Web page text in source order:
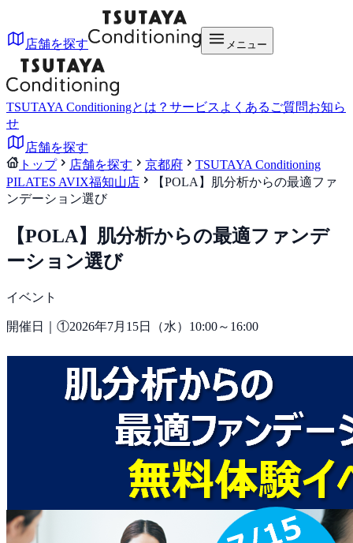
店舗を探す メニュー
TSUTAYA Conditioningとは？ サービス よくあるご質問お知ら
せ
店舗を探す
トップ
店舗を探す 京都府
TSUTAYA Conditioning
PILATES AVIX福知山店
【POLA】肌分析からの最適ファ
ンデーション選び
【POLA】肌分析からの最適ファンデ
ーション選び
イベント
開催日｜①2026年7月15日（水）10:00～16:00